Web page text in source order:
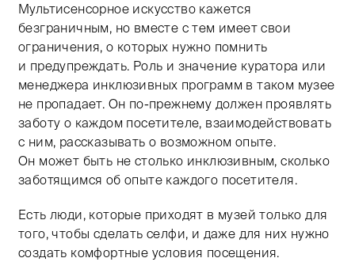
Мультисенсорное искусство кажется
безграничным, но вместе с тем имеет свои
ограничения, о которых нужно помнить
и предупреждать. Роль и значение куратора или
менеджера инклюзивных программ в таком музее
не пропадает. Он по-прежнему должен проявлять
заботу о каждом посетителе, взаимодействовать
с ним, рассказывать о возможном опыте.
Он может быть не столько инклюзивным, сколько
заботящимся об опыте каждого посетителя.
Есть люди, которые приходят в музей только для
того, чтобы сделать селфи, и даже для них нужно
создать комфортные условия посещения.